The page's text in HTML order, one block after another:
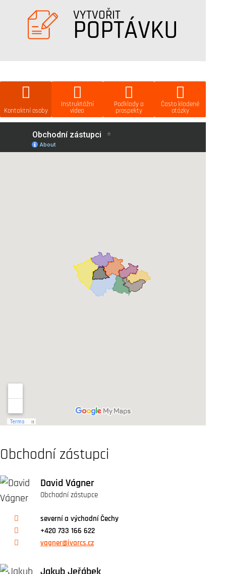
VYTVOŘIT
POPTÁVKU
Kontaktní osoby
Instruktážní
videa
Podklady a
prospekty
Často kladené
otázky
Obchodní zástupci
David Vágner
Obchodní zástupce
severní a východní Čechy
+420 733 166 622
vagner@ivarcs.cz
Jakub Jeřábek